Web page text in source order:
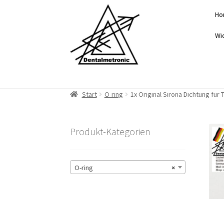
Navigation
springen
springen
Start O-ring 1x Original Sirona Dichtung für
Produkt-Kategorien
×
O-ring